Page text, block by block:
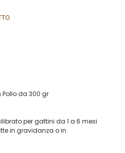
Pollo da 300 gr
per gattini da 1 a 6 mesi
in gravidanza o in